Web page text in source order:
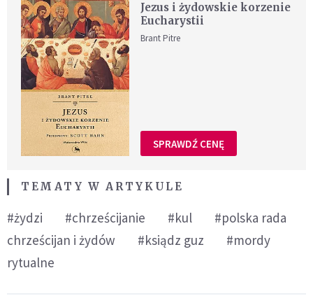
Jezus i żydowskie korzenie
Eucharystii
Brant Pitre
SPRAWDŹ CENĘ
TEMATY W ARTYKULE
#żydzi #chrześcijanie #kul
#polska rada
chrześcijan i żydów
#ksiądz guz
#mordy
rytualne